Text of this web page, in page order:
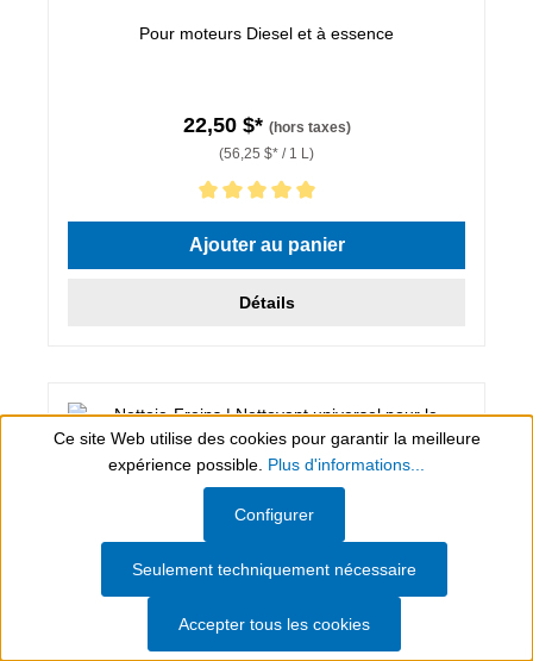
Pour moteurs Diesel et à essence
22,50 $* (hors taxes)
(56,25 $* / 1 L)
Note moyenne de 5 sur 5 étoiles
Ajouter au panier
Détails
Ce site Web utilise des cookies pour garantir la meilleure
expérience possible. Plus d'informations...
Seulement techniquement nécessaire
Configurer
Accepter tous les cookies